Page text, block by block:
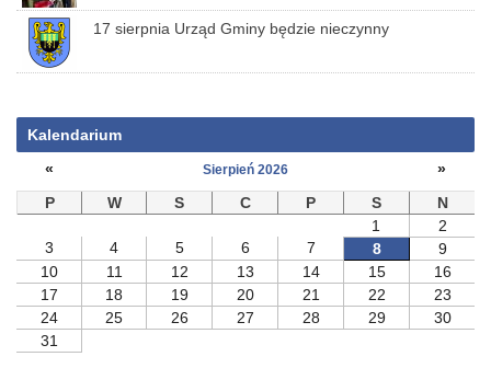
17 sierpnia Urząd Gminy będzie nieczynny
Kalendarium
«
Sierpień 2026
»
P
W S C P S
N
1
2
3
4 5 6 7 8
9
10
11 12 13 14 15
16
17
18 19 20 21 22
23
24
25 26 27 28 29
30
31